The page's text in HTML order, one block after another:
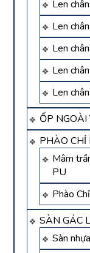
Len
Len
Len
Len
Len
ỐP
PHÀO
Mâm
PU
Phào
SÀN GÁC
Sàn